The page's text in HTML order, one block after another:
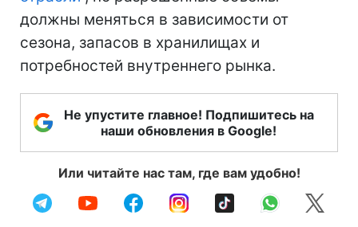
должны меняться в зависимости от
сезона, запасов в хранилищах и
потребностей внутреннего рынка.
Не упустите главное! Подпишитесь на
наши обновления в Google!
Или читайте нас там, где вам удобно!